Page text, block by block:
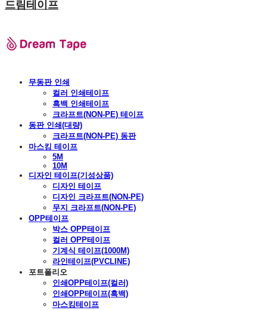
드림테이프
무동판 인쇄
컬러 인쇄테이프
흑백 인쇄테이프
크라프트(NON-PE) 테이프
동판 인쇄(대량)
크라프트(NON-PE) 동판
마스킹 테이프
5M
10M
디자인 테이프(기성상품)
디자인 테이프
디자인 크라프트(NON-PE)
무지 크라프트(NON-PE)
OPP테이프
박스 OPP테이프
컬러 OPP테이프
기계식 테이프(1000M)
라인테이프(PVCLINE)
포트폴리오
인쇄OPP테이프(컬러)
인쇄OPP테이프(흑백)
마스킹테이프